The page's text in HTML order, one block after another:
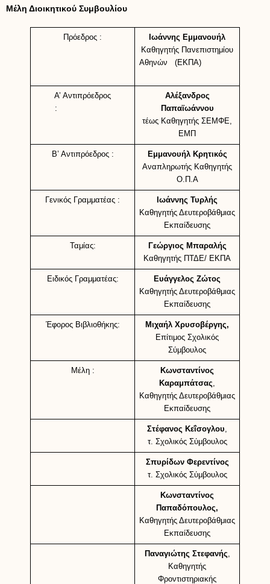
Μέλη Διοικητικού Συμβουλίου
Πρόεδρος :
Ιωάννης Εμμανουήλ
Καθηγητής Πανεπιστημίου
Αθηνών (ΕΚΠΑ)
Α’ Αντιπρόεδρος
:
Αλέξανδρος
Παπαϊωάννου
τέως Καθηγητής ΣΕΜΦΕ,
ΕΜΠ
Β’ Αντιπρόεδρος :
Εμμανουήλ Κρητικός
Αναπληρωτής Καθηγητής
Ο.Π.Α
Γενικός Γραμματέας :
Ιωάννης Τυρλής
Καθηγητής Δευτεροβάθμιας
Εκπαίδευσης
Ταμίας:
Γεώργιος Μπαραλής
Καθηγητής ΠΤΔΕ/ ΕΚΠΑ
Ειδικός Γραμματέας:
Ευάγγελος Ζώτος
Καθηγητής Δευτεροβάθμιας
Εκπαίδευσης
Έφορος Βιβλιοθήκης:
Μιχαήλ Χρυσοβέργης,
Επίτιμος Σχολικός
Σύμβουλος
Μέλη :
Κωνσταντίνος
Καραμπάτσας,
Καθηγητής Δευτεροβάθμιας
Εκπαίδευσης
Στέφανος Κεΐσογλου,
τ. Σχολικός Σύμβουλος
Σπυρίδων Φερεντίνος
τ. Σχολικός Σύμβουλος
Κωνσταντίνος
Παπαδόπουλος,
Καθηγητής Δευτεροβάθμιας
Εκπαίδευσης
Παναγιώτης Στεφανής,
Καθηγητής
Φροντιστηριακής